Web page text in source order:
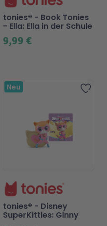
9,99 €
tonies® - Book Tonies
- Ella: Ella in der Schule
Wunschliste hinzufügen Zur
Neu
tonies® - Disney
SuperKitties: Ginny